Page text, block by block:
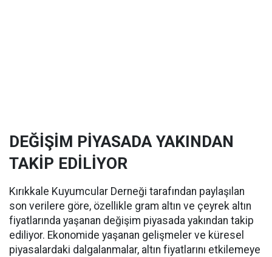
DEĞİŞİM PİYASADA YAKINDAN
TAKİP EDİLİYOR
Kırıkkale Kuyumcular Derneği tarafından paylaşılan
son verilere göre, özellikle gram altın ve çeyrek altın
fiyatlarında yaşanan değişim piyasada yakından takip
ediliyor. Ekonomide yaşanan gelişmeler ve küresel
piyasalardaki dalgalanmalar, altın fiyatlarını etkilemeye